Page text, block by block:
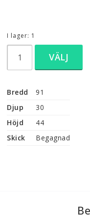
I lager: 1
VÄLJ
Bredd
91
Djup
30
Höjd
44
Skick
Begagnad